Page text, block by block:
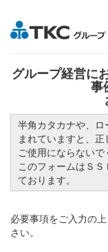
グループ経営に
事
半角カタカナや、
まれていますと、正
ご使用にならないで
このフォームはＳ
ております。
必要事項をご入力の
さい。